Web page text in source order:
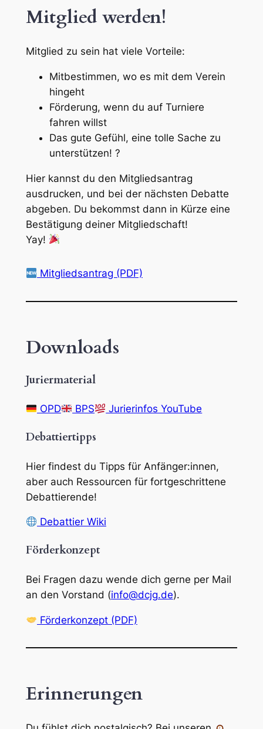
Mitglied werden!
Mitglied zu sein hat viele Vorteile:
Mitbestimmen, wo es mit dem Verein
hingeht
Förderung, wenn du auf Turniere
fahren willst
Das gute Gefühl, eine tolle Sache zu
unterstützen! ?
Hier kannst du den Mitgliedsantrag
ausdrucken, und bei der nächsten Debatte
abgeben. Du bekommst dann in Kürze eine
Bestätigung deiner Mitgliedschaft!
Yay!
Mitgliedsantrag (PDF)
Downloads
Juriermaterial
OPD BPS Jurierinfos YouTube
Debattiertipps
Hier findest du Tipps für Anfänger:innen,
aber auch Ressourcen für fortgeschrittene
Debattierende!
Debattier Wiki
Förderkonzept
Bei Fragen dazu wende dich gerne per Mail
an den Vorstand (info@dcjg.de).
Förderkonzept (PDF)
Erinnerungen